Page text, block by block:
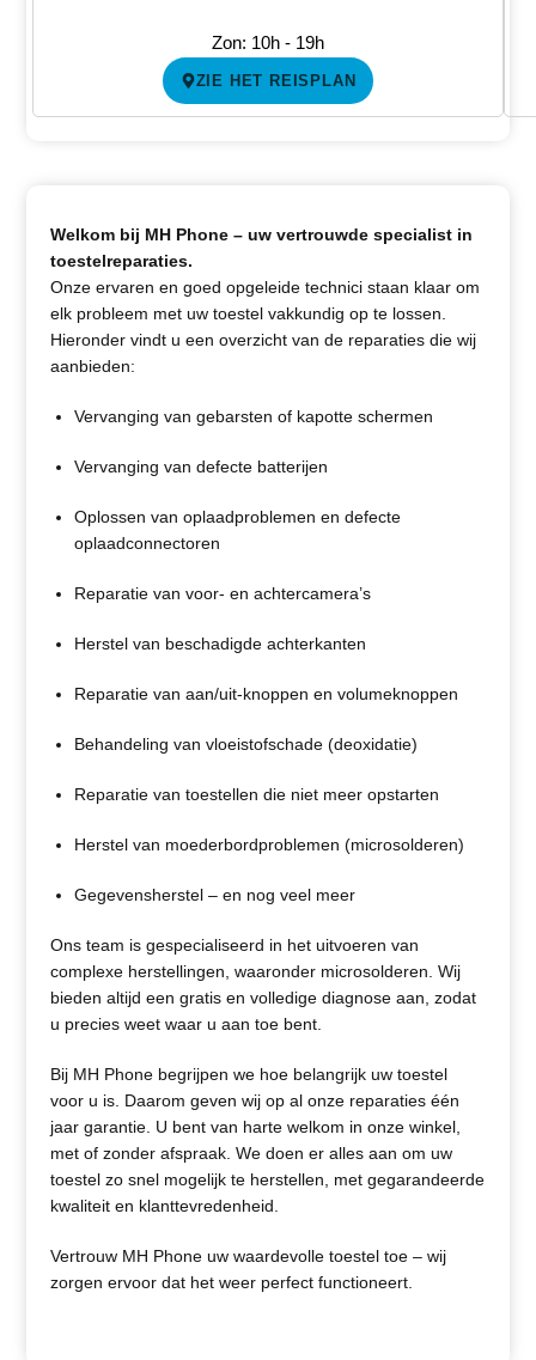
Zon: 10h - 19h
ZIE HET REISPLAN
Welkom bij MH Phone – uw vertrouwde specialist in
toestelreparaties.
Onze ervaren en goed opgeleide technici staan klaar om
elk probleem met uw toestel vakkundig op te lossen.
Hieronder vindt u een overzicht van de reparaties die wij
aanbieden:
Vervanging van gebarsten of kapotte schermen
Vervanging van defecte batterijen
Oplossen van oplaadproblemen en defecte
oplaadconnectoren
Reparatie van voor- en achtercamera’s
Herstel van beschadigde achterkanten
Reparatie van aan/uit-knoppen en volumeknoppen
Behandeling van vloeistofschade (deoxidatie)
Reparatie van toestellen die niet meer opstarten
Herstel van moederbordproblemen (microsolderen)
Gegevensherstel – en nog veel meer
Ons team is gespecialiseerd in het uitvoeren van
complexe herstellingen, waaronder microsolderen. Wij
bieden altijd een gratis en volledige diagnose aan, zodat
u precies weet waar u aan toe bent.
Bij MH Phone begrijpen we hoe belangrijk uw toestel
voor u is. Daarom geven wij op al onze reparaties één
jaar garantie. U bent van harte welkom in onze winkel,
met of zonder afspraak. We doen er alles aan om uw
toestel zo snel mogelijk te herstellen, met gegarandeerde
kwaliteit en klanttevredenheid.
Vertrouw MH Phone uw waardevolle toestel toe – wij
zorgen ervoor dat het weer perfect functioneert.